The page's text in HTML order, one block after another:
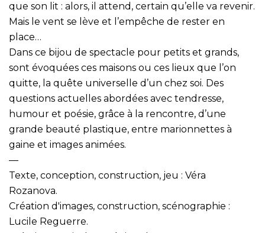
que son lit : alors, il attend, certain qu’elle va revenir.
Mais le vent se lève et l’empêche de rester en
place…
Dans ce bijou de spectacle pour petits et grands,
sont évoquées ces maisons ou ces lieux que l’on
quitte, la quête universelle d’un chez soi. Des
questions actuelles abordées avec tendresse,
humour et poésie, grâce à la rencontre, d’une
grande beauté plastique, entre marionnettes à
gaine et images animées.
—
Texte, conception, construction, jeu : Véra
Rozanova.
Création d'images, construction, scénographie :
Lucile Reguerre.